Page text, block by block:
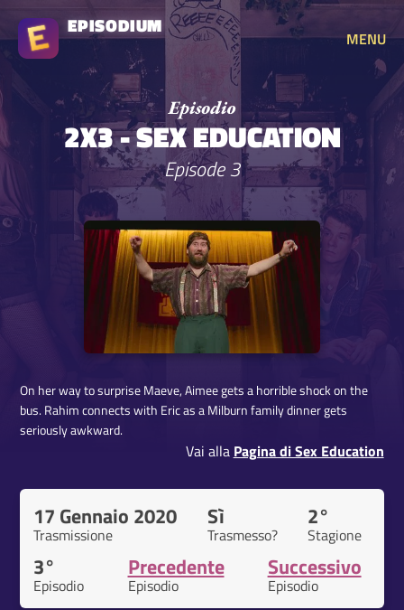
EPISODIUM
MENU
2X3 - SEX EDUCATION
Episode 3
On her way to surprise Maeve, Aimee gets a horrible shock on the
bus. Rahim connects with Eric as a Milburn family dinner gets
seriously awkward.
Vai alla Pagina di Sex Education
17 Gennaio 2020
Trasmissione
Sì
Trasmesso?
2°
Stagione
3°
Episodio
Precedente
Episodio
Successivo
Episodio